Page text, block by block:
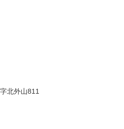
北外山811